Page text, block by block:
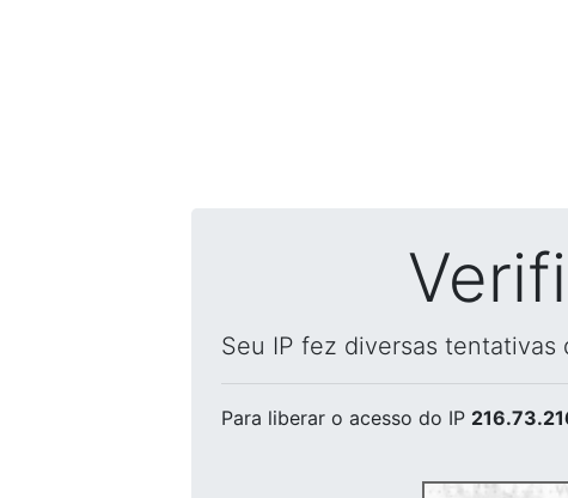
Seu IP fez diversas
Para liberar o acesso do IP